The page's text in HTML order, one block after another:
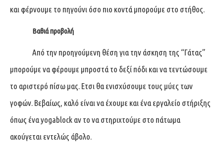
και φέρνουμε το πηγούνι όσο πιο κοντά μπορούμε στο στήθος.
Βαθιά προβολή
Από την προηγούμενη θέση για την άσκηση της “Γάτας”
μπορούμε να φέρουμε μπροστά το δεξί πόδι και να τεντώσουμε
το αριστερό πίσω μας. Ετσι θα ενισχύσουμε τους μύες των
γοφών. Βεβαίως, καλό είναι να έχουμε και ένα εργαλείο στήριξης
όπως ένα yogablock αν το να στηριχτούμε στο πάτωμα
ακούγεται εντελώς άβολο.